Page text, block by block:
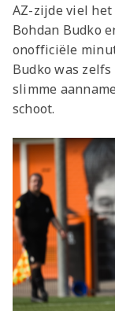
AZ-zijde viel
Bohdan Budko
onofficiële
Budko was
slimme
schoot.